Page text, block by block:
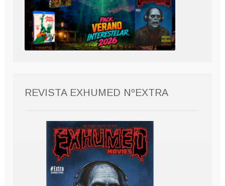
REVISTA EXHUMED NºEXTRA